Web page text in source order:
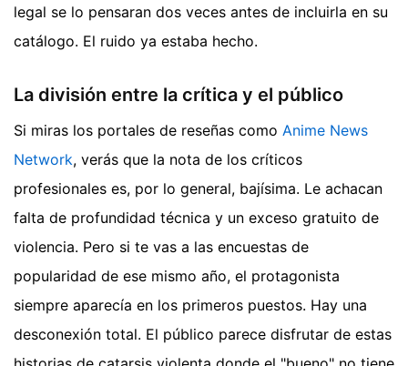
legal se lo pensaran dos veces antes de incluirla en su
catálogo. El ruido ya estaba hecho.
La división entre la crítica y el público
Si miras los portales de reseñas como Anime News
Network, verás que la nota de los críticos
profesionales es, por lo general, bajísima. Le achacan
falta de profundidad técnica y un exceso gratuito de
violencia. Pero si te vas a las encuestas de
popularidad de ese mismo año, el protagonista
siempre aparecía en los primeros puestos. Hay una
desconexión total. El público parece disfrutar de estas